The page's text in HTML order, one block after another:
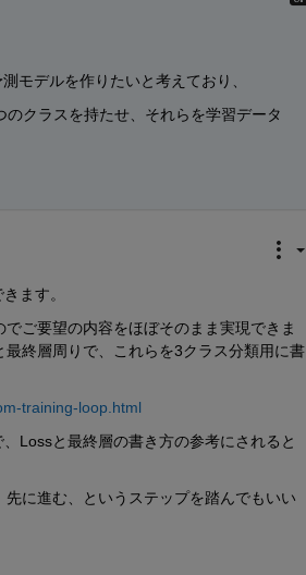
モデルを作りたいと考えており、
クラスを持たせ、それらを学習データ
ます。
ご要望の内容をほぼそのまま実現できま
終層周りで、これらを3クラス分類用に書
training-loop.html
Lossと最終層の書き方の参考にされると
に進む、というステップを踏んでもいい